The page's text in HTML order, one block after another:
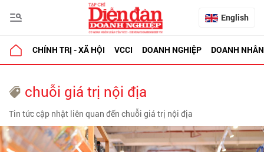
English
CHÍNH TRỊ - XÃ HỘI VCCI DOANH NGHIỆP DOANH NHÂN
chuỗi giá trị nội địa
Tin tức cập nhật liên quan đến chuỗi giá trị nội địa